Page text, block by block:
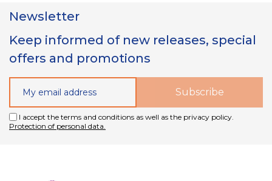
Newsletter
Keep informed of new releases, special
offers and promotions
I accept the terms and conditions as well as the privacy policy.
Protection of personal data.